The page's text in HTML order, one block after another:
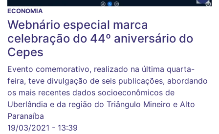
ECONOMIA
Webnário especial marca
celebração do 44º aniversário do
Cepes
Evento comemorativo, realizado na última quarta-
feira, teve divulgação de seis publicações, abordando
os mais recentes dados socioeconômicos de
Uberlândia e da região do Triângulo Mineiro e Alto
Paranaíba
19/03/2021 - 13:39